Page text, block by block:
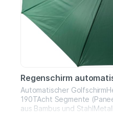
Regenschirm
Automatischer
190TAcht Segmente
aus Bambus und